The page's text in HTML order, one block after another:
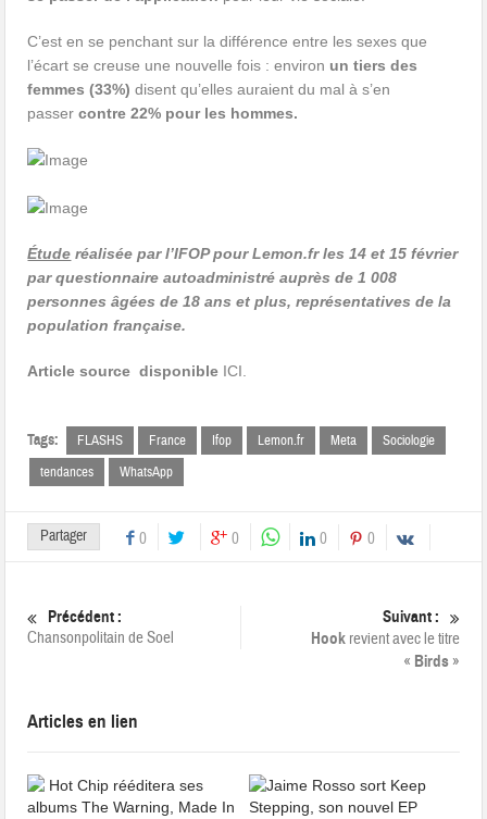
C’est en se penchant sur la différence entre les sexes que
l’écart se creuse une nouvelle fois : environ un tiers des
femmes (33%) disent qu’elles auraient du mal à s’en
passercontre 22% pour les hommes.
Étude réalisée par l’IFOP pour Lemon.fr les 14 et 15 février
par questionnaire autoadministré auprès de 1 008
personnes âgées de 18 ans et plus, représentatives de la
population française.
Article source disponible ICI.
Tags: FLASHS France Ifop Lemon.fr Meta
Sociologie
tendances
WhatsApp
Partager 0 0 0 0
Précédent :
Chansonpolitain de Soel
Suivant :
Hook revient avec le titre
« Birds»
Articles en lien